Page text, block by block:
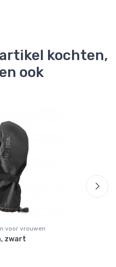
kochten,
ook
voor vrouwen
zwart